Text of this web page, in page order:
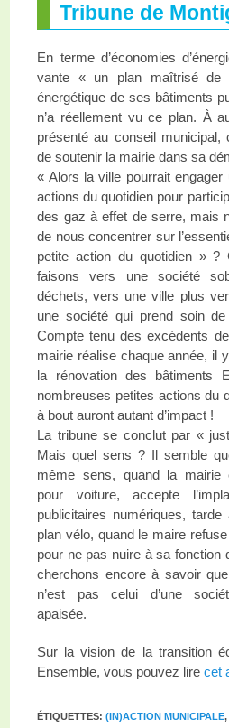
Tribune de
En terme d’économies
vante « un plan maîtrisé de
énergétique de ses bâtiments
n’a réellement vu ce plan. À
présenté au conseil municipal,
de soutenir la mairie dans sa
« Alors la ville pourrait
actions du quotidien pour
des gaz à effet de serre, mais
de nous concentrer sur
petite action du quotidien » ?
faisons vers une société
déchets, vers une ville plus
une société qui prend soin
Compte tenu des excédents
mairie réalise chaque année, il
la rénovation des bâtiments
nombreuses petites actions du
à bout auront autant d’impact !
La tribune se conclut par «
Mais quel sens ? Il semble
même sens, quand la mairie
pour voiture, accepte
publicitaires numériques,
plan vélo, quand le maire
pour ne pas nuire à sa fonction
cherchons encore à savoir
n’est pas celui d’une
apaisée.
Sur la vision de la transition
Ensemble, vous pouvez lirecet
ÉTIQUETTES:(IN)ACTION MUNICIPALE,